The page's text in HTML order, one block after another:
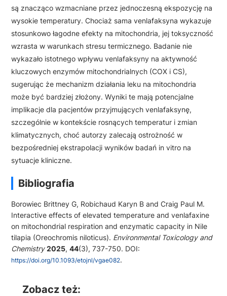
są znacząco wzmacniane przez jednoczesną ekspozycję na
wysokie temperatury. Chociaż sama venlafaksyna wykazuje
stosunkowo łagodne efekty na mitochondria, jej toksyczność
wzrasta w warunkach stresu termicznego. Badanie nie
wykazało istotnego wpływu venlafaksyny na aktywność
kluczowych enzymów mitochondrialnych (COX i CS),
sugerując że mechanizm działania leku na mitochondria
może być bardziej złożony. Wyniki te mają potencjalne
implikacje dla pacjentów przyjmujących venlafaksynę,
szczególnie w kontekście rosnących temperatur i zmian
klimatycznych, choć autorzy zalecają ostrożność w
bezpośredniej ekstrapolacji wyników badań in vitro na
sytuacje kliniczne.
Bibliografia
Borowiec Brittney G, Robichaud Karyn B and Craig Paul M.
Interactive effects of elevated temperature and venlafaxine
on mitochondrial respiration and enzymatic capacity in Nile
tilapia (Oreochromis niloticus). Environmental Toxicology and
Chemistry 2025, 44(3), 737-750. DOI:
https://doi.org/10.1093/etojnl/vgae082.
Zobacz też: